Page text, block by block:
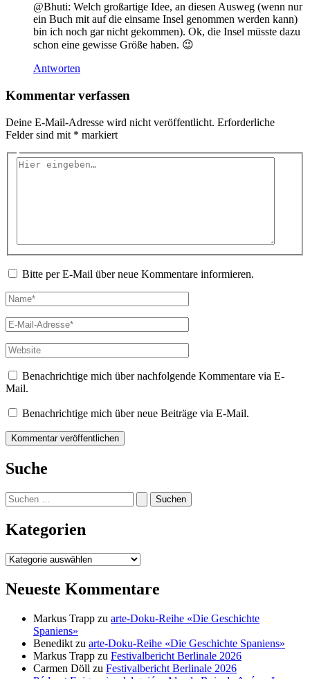
@Bhuti: Welch großartige Idee, an diesen Ausweg (wenn nur
ein Buch mit auf die einsame Insel genommen werden kann)
bin ich noch gar nicht gekommen). Ok, die Insel müsste dazu
schon eine gewisse Größe haben. 😉
Antworten
Kommentar verfassen
Deine E-Mail-Adresse wird nicht veröffentlicht. Erforderliche
Felder sind mit * markiert
Hier
Bitte per E-Mail über neue Kommentare informieren.
Name*
E-
Mail-
Adresse*
Website
Benachrichtige mich über nachfolgende Kommentare via E-
Mail.
Benachrichtige mich über neue Beiträge via E-Mail.
Suche
Suchen
nach:
Kategorien
Kategorien
Neueste Kommentare
Markus Trapp zu arte-Doku-Reihe «Die Geschichte
Spaniens»
Benedikt zu arte-Doku-Reihe «Die Geschichte Spaniens»
Markus Trapp zu Festivalbericht Berlinale 2026
Carmen Döll zu Festivalbericht Berlinale 2026